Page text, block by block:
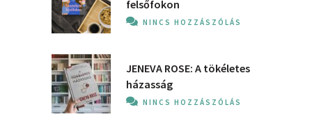
felsőfokon
NINCS HOZZÁSZÓLÁS
JENEVA ROSE: A ​tökéletes
házasság
NINCS HOZZÁSZÓLÁS